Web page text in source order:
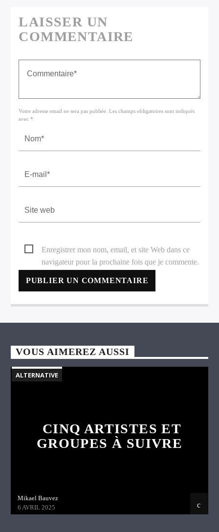
LAISSER UN
COMMENTAIRE
Votre adresse email ne sera pas publiée. Les champs obligatoires sont indiqués
avec *
Enregistrer mon nom, email, et site Web dans ce
navigateur pour la prochaine fois que je commente.
VOUS AIMEREZ AUSSI
ALTERNATIVE
CINQ ARTISTES ET
GROUPES À SUIVRE
Mikael Bauvez
6 AVRIL 2025